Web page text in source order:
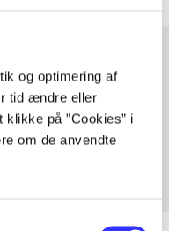
og optimering af
tid ændre eller
på ”Cookies” i
om de anvendte